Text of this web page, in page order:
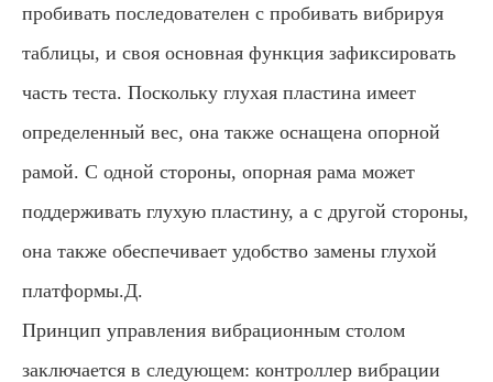
пробивать последователен с пробивать вибрируя
таблицы, и своя основная функция зафиксировать
часть теста. Поскольку глухая пластина имеет
определенный вес, она также оснащена опорной
рамой. С одной стороны, опорная рама может
поддерживать глухую пластину, а с другой стороны,
она также обеспечивает удобство замены глухой
платформы.Д.
Принцип управления вибрационным столом
заключается в следующем: контроллер вибрации